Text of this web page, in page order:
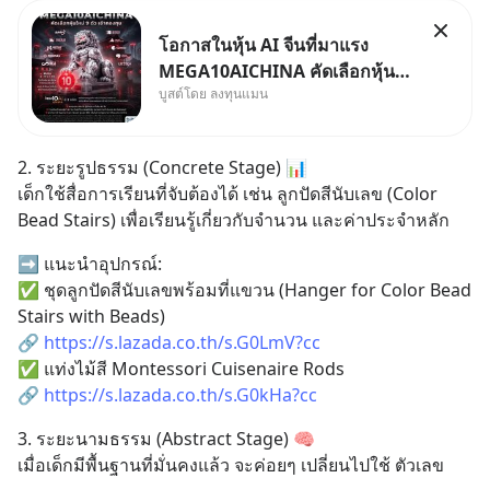
โอกาสในหุ้น AI จีนที่มาแรง
MEGA10AICHINA คัดเลือกหุ้น
ใหม่ 9 ตัว เข้ากองทุน.. ครอบคลุม
50% ค่าธรรมเนียมซื้อ | ยอด 2
ล้านบาทขึ้นไป ฟรีค่าธรร
บูสต์โดย ลงทุนแมน
2. ระยะรูปธรรม (Concrete Stage) 📊
เด็กใช้สื่อการเรียนที่จับต้องได้ เช่น ลูกปัดสีนับเลข (Color
Bead Stairs) เพื่อเรียนรู้เกี่ยวกับจำนวน และค่าประจำหลัก
➡ แนะนำอุปกรณ์:
✅ ชุดลูกปัดสีนับเลขพร้อมที่แขวน (Hanger for Color Bead
Stairs with Beads)
🔗 https://s.lazada.co.th/s.G0LmV?cc
✅ แท่งไม้สี Montessori Cuisenaire Rods
🔗 https://s.lazada.co.th/s.G0kHa?cc
3. ระยะนามธรรม (Abstract Stage) 🧠
เมื่อเด็กมีพื้นฐานที่มั่นคงแล้ว จะค่อยๆ เปลี่ยนไปใช้ ตัวเลข